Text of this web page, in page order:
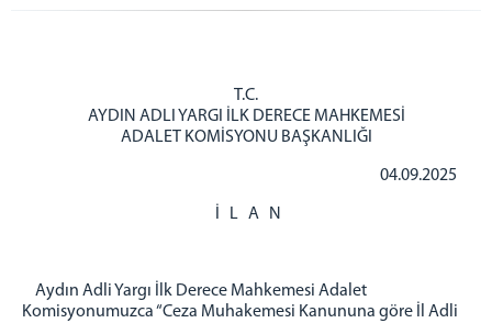
ADLİYEMİZ
İDARİ İŞLER MÜDÜRLÜĞÜ
T.C.
AYDIN ADLI YARGI İLK DERECE MAHKEMESİ
ADALET KOMİSYONU BAŞKANLIĞI
04.09.2025
İ L A N
Aydın Adli Yargı İlk Derece Mahkemesi Adalet
Komisyonumuzca “Ceza Muhakemesi Kanununa göre İl Adli